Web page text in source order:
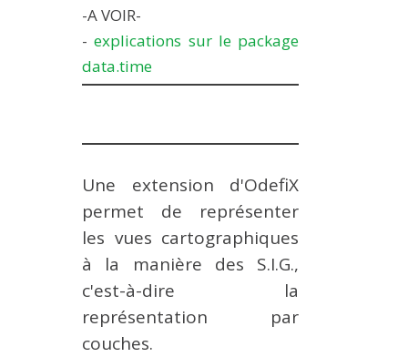
-A VOIR-
-explications sur le package
data.time
Une extension d'OdefiX
permet de représenter
les vues cartographiques
à la manière des S.I.G.,
c'est-à-dire la
représentation par
couches.